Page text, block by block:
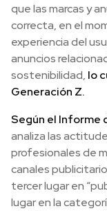
que las marcas y
correcta, en el
experiencia del
anuncios
sostenibilidad, lo
Generación Z.
Según el Informe
analiza las
profesionales de
canales
tercer lugar en
lugar en la